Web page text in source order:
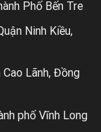
Phố Bến Tre
Ninh Kiều,
Cao Lãnh, Đồng
phố Vĩnh Long